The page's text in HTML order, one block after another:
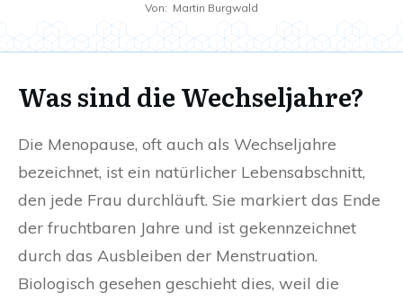
Von: Martin Burgwald
Was sind die Wechseljahre?
Die Menopause, oft auch als Wechseljahre
bezeichnet, ist ein natürlicher Lebensabschnitt,
den jede Frau durchläuft. Sie markiert das Ende
der fruchtbaren Jahre und ist gekennzeichnet
durch das Ausbleiben der Menstruation.
Biologisch gesehen geschieht dies, weil die